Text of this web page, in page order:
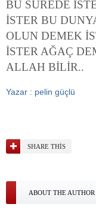
BU SUREDE
İSTER BU
OLUN DEMEK
İSTER AĞAÇ
ALLAH BİLİR..
Yazar : pelin güçlü
SHARE THIS
ABOUT THE AUTHOR